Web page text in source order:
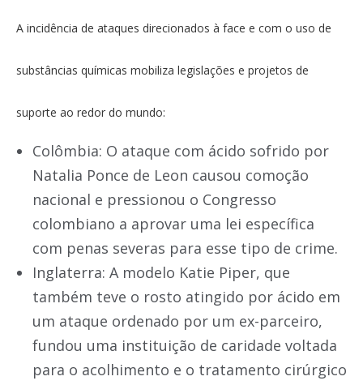
A incidência de ataques direcionados à face e com o uso de
substâncias químicas mobiliza legislações e projetos de
suporte ao redor do mundo:
Colômbia: O ataque com ácido sofrido por
Natalia Ponce de Leon causou comoção
nacional e pressionou o Congresso
colombiano a aprovar uma lei específica
com penas severas para esse tipo de crime.
Inglaterra: A modelo Katie Piper, que
também teve o rosto atingido por ácido em
um ataque ordenado por um ex-parceiro,
fundou uma instituição de caridade voltada
para o acolhimento e o tratamento cirúrgico